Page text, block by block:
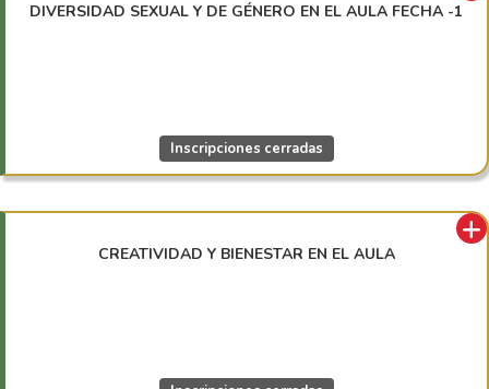
DIVERSIDAD SEXUAL Y DE GÉNERO EN EL AULA FECHA -1
Inscripciones cerradas
CREATIVIDAD Y BIENESTAR EN EL AULA